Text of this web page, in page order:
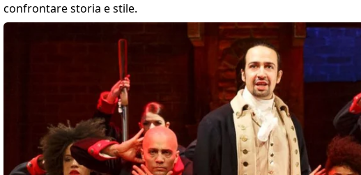
confrontare storia e stile.